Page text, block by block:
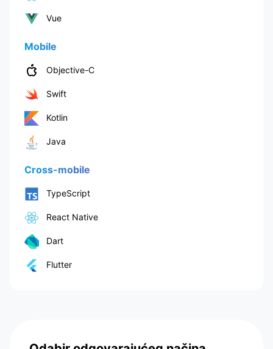
Vue
Mobile
Objective-C
Swift
Kotlin
Java
Cross-mobile
TypeScript
React Native
Dart
Flutter